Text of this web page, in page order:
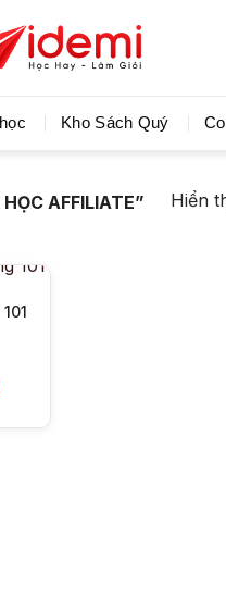
giúp bạn học tiết kiệm và tiến bộ
Kho Sách Quý
AFFILIATE” Hiển